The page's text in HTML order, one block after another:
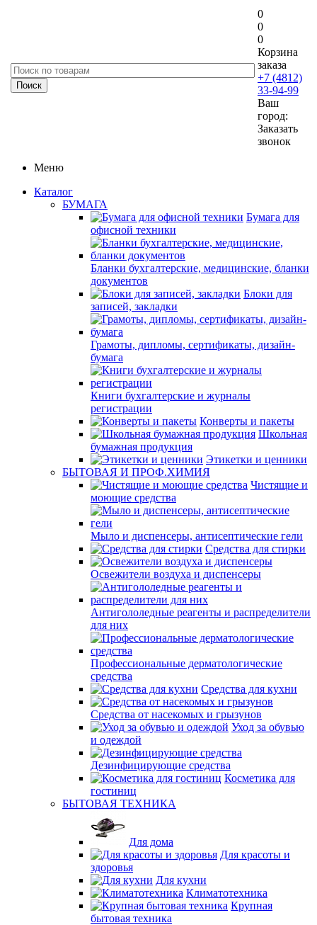
0
0
0
Корзина
заказа
+7 (4812)
33-94-99
Ваш
город:
Заказать
звонок
Меню
Каталог
БУМАГА
Бумага для
офисной техники
Бланки бухгалтерские, медицинские, бланки
документов
Блоки для
записей, закладки
Грамоты, дипломы, сертификаты, дизайн-
бумага
Книги бухгалтерские и журналы
регистрации
Конверты и пакеты
Школьная
бумажная продукция
Этикетки и ценники
БЫТОВАЯ И ПРОФ.ХИМИЯ
Чистящие и
моющие средства
Мыло и диспенсеры, антисептические гели
Средства для стирки
Освежители воздуха и диспенсеры
Антигололедные реагенты и распределители
для них
Профессиональные дерматологические
средства
Средства для кухни
Средства от насекомых и грызунов
Уход за обувью
и одеждой
Дезинфицирующие средства
Косметика для
гостиниц
БЫТОВАЯ ТЕХНИКА
Для дома
Для красоты и
здоровья
Для кухни
Климатотехника
Крупная
бытовая техника